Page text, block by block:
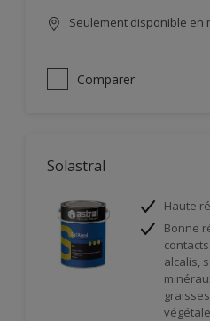
Seulement disponible en
Comparer
Solastral
Haute
Bonne
alcalis,